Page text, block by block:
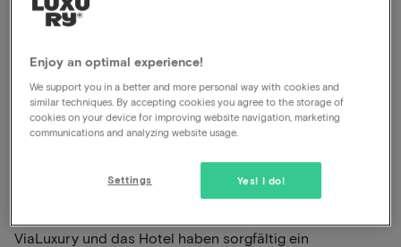
Inklusive Frühstück
Wunderschöne Umgebung zum Wandern und
Radfahren
Bahnhof Nord 1 Bad Bentheim Anzeigen auf der Karte
Dieses Paket für 2 Personen beinhaltet
ViaLuxury und das Hotel haben sorgfältig ein
Enjoy an optimal experience!
We support you in a better and more personal way with cookies and
similar techniques. By accepting cookies you agree to the storage of
cookies on your device for improving website navigation, marketing
communications and analyzing website usage.
Yes! I do!
Settings